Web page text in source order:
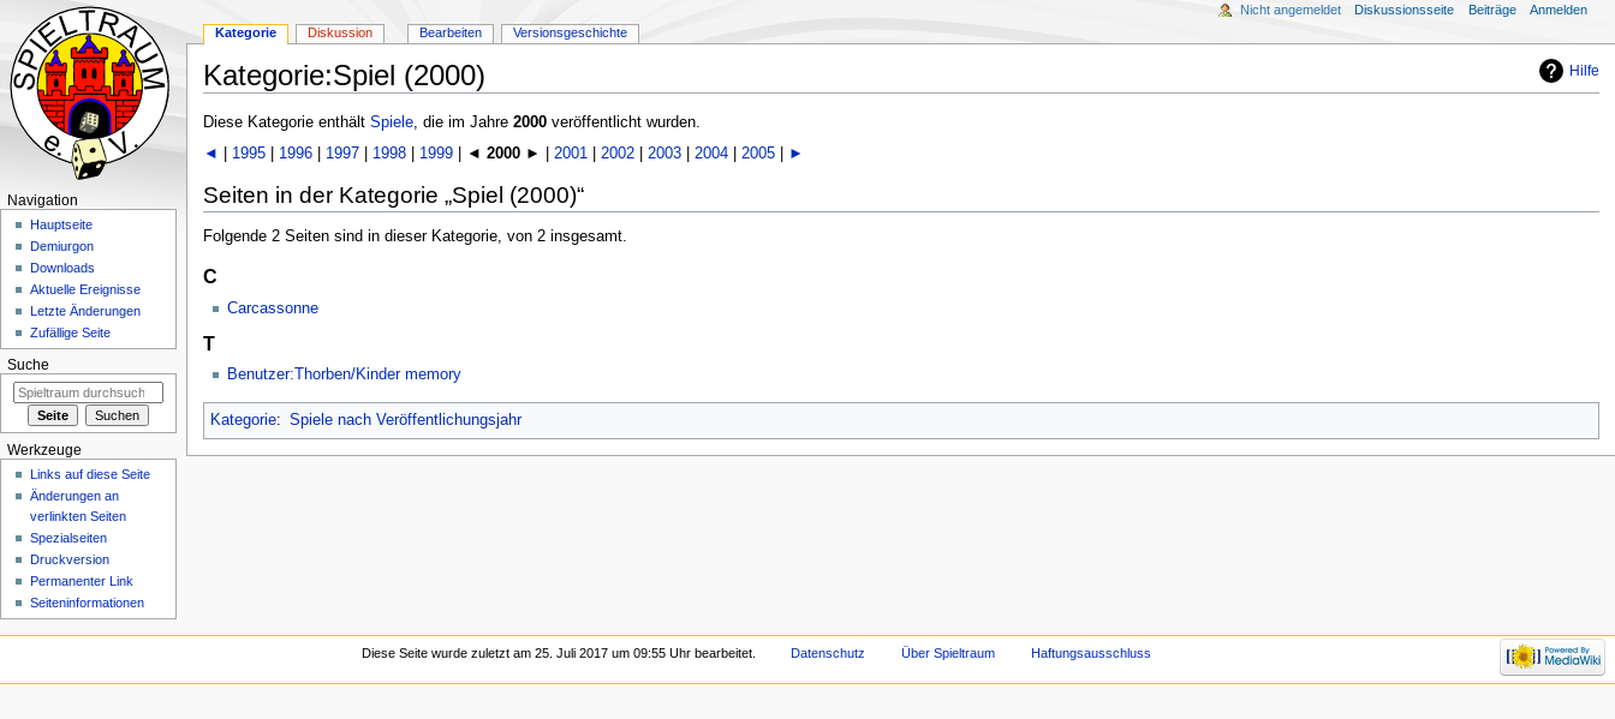
Hilfe
Kategorie:Spiel (2000)
Zur
Navigation
springen
Zur
Suche
springen
Diese Kategorie enthält Spiele, die im Jahre 2000veröffentlicht wurden.
◄
1995| 1996| 1997| 1998| 1999| ◄ 2000► | 2001 2002| 2003| 2004| 2005| ►
Seiten in der Kategorie „Spiel (2000)“
Folgende 2 Seiten sind in dieser Kategorie, von 2 insgesamt.
C
Carcassonne
T
Benutzer:Thorben/Kinder memory
Kategorie: Spiele nach Veröffentlichungsjahr
Kategorie Diskussion Bearbeiten Versionsgeschichte
Nicht angemeldet Diskussionsseite Beiträge Anmelden
Navigation
Hauptseite
Demiurgon
Downloads
Aktuelle Ereignisse
Letzte Änderungen
Zufällige Seite
Suche
Werkzeuge
Links auf diese Seite
Änderungen an
verlinkten Seiten
Spezialseiten
Druckversion
Permanenter Link
Seiten­informationen
Diese Seite wurde zuletzt am 25. Juli 2017 um 09:55 Uhr bearbeitet. Datenschutz Über Spieltraum Haftungsausschluss